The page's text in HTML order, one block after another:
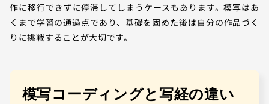
作に移行できずに停滞してしまうケースもあります。模写はあ
くまで学習の通過点であり、基礎を固めた後は自分の作品づく
りに挑戦することが大切です。
模写コーディングと写経の違い